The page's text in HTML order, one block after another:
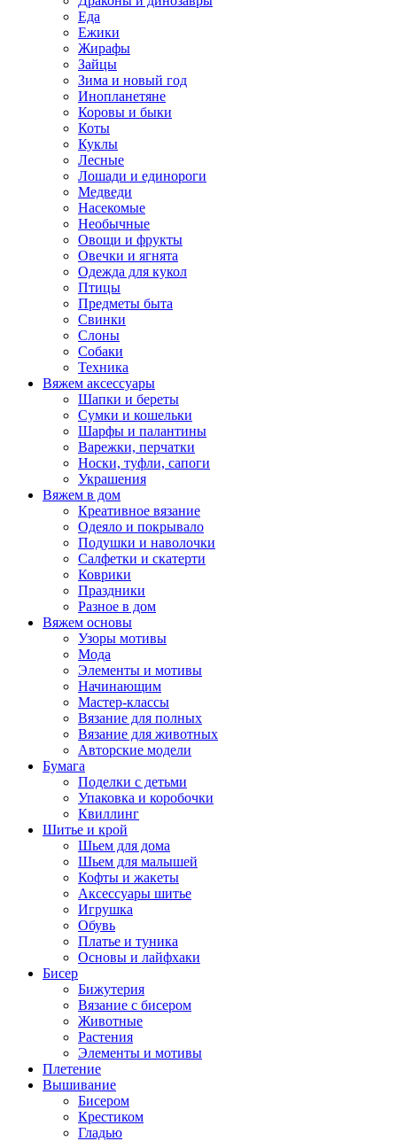
Еда
Ежики
Жирафы
Зайцы
Зима и новый год
Инопланетяне
Коровы и быки
Коты
Куклы
Лесные
Лошади и единороги
Медведи
Насекомые
Необычные
Овощи и фрукты
Овечки и ягнята
Одежда для кукол
Птицы
Предметы быта
Свинки
Слоны
Собаки
Техника
Вяжем аксессуары
Шапки и береты
Сумки и кошельки
Шарфы и палантины
Варежки, перчатки
Носки, туфли, сапоги
Украшения
Вяжем в дом
Креативное вязание
Одеяло и покрывало
Подушки и наволочки
Салфетки и скатерти
Коврики
Праздники
Разное в дом
Вяжем основы
Узоры мотивы
Мода
Элементы и мотивы
Начинающим
Мастер-классы
Вязание для полных
Вязание для животных
Авторские модели
Бумага
Поделки с детьми
Упаковка и коробочки
Квиллинг
Шитье и крой
Шьем для дома
Шьем для малышей
Кофты и жакеты
Аксессуары шитье
Игрушка
Обувь
Платье и туника
Основы и лайфхаки
Бисер
Бижутерия
Вязание с бисером
Животные
Растения
Элементы и мотивы
Плетение
Вышивание
Бисером
Крестиком
Гладью